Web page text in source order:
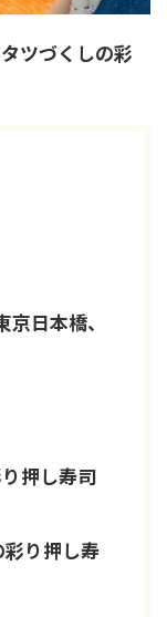
ツづくしの彩
日本橋、
押し寿司
り押し寿